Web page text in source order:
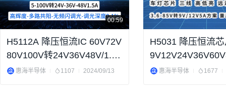
00:59
H5112A 降压恒流IC 60V72V
80V100V转24V36V48V/1.5A
多路共阳
惠海半导体 1107 2024/09/13
H5031 降压恒流
爆闪 三线 刹车灯
惠海半导体 1677